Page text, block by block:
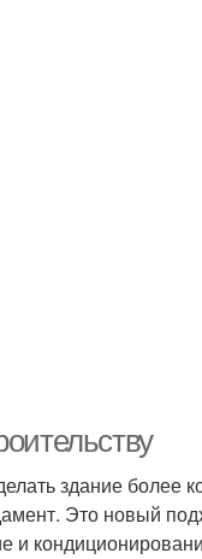
здание более
Это новый
и